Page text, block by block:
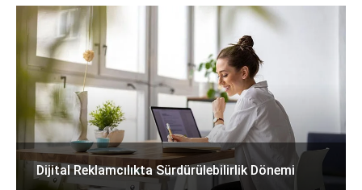
Dijital Reklamcılıkta Sürdürülebilirlik Dönemi